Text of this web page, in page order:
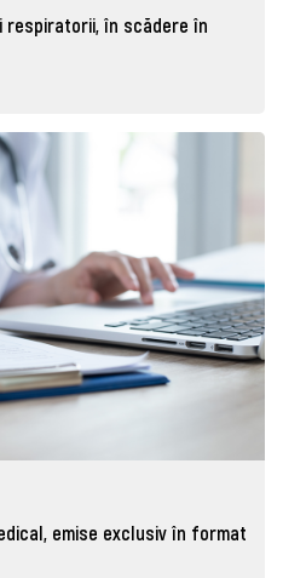
respiratorii, în scădere în
emise exclusiv în format